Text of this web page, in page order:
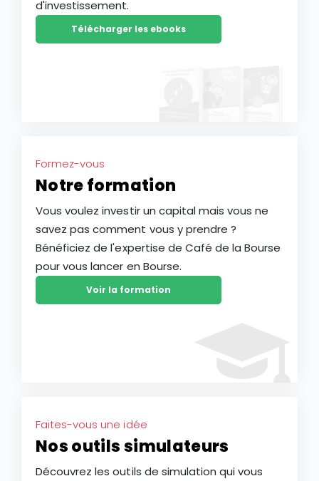
d'investissement.
Télécharger les ebooks
Formez-vous
Notre formation
Vous voulez investir un capital mais vous ne
savez pas comment vous y prendre ?
Bénéficiez de l'expertise de Café de la Bourse
pour vous lancer en Bourse.
Voir la formation
Faites-vous une idée
Nos outils simulateurs
Découvrez les outils de simulation qui vous